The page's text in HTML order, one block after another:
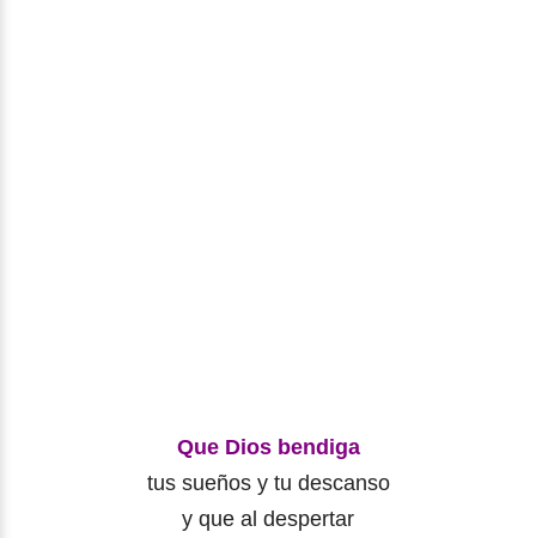
Que Dios bendiga
tus sueños y tu descanso
y que al despertar